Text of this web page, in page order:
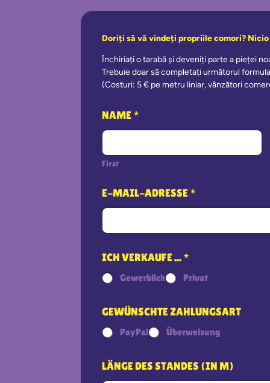
Doriți să vă vindeți propriile comori?
Închiriați o tarabă și deveniți parte a pieței
Trebuie doar să completați următorul
(Costuri: 5 € pe metru liniar, vânzători
NAME*
First
E-MAIL-ADRESSE*
ICH VERKAUFE ...*
Gewerblich Privat
GEWÜNSCHTE ZAHLUNGSART
PayPal Überweisung
LÄNGE DES STANDES (IN M)